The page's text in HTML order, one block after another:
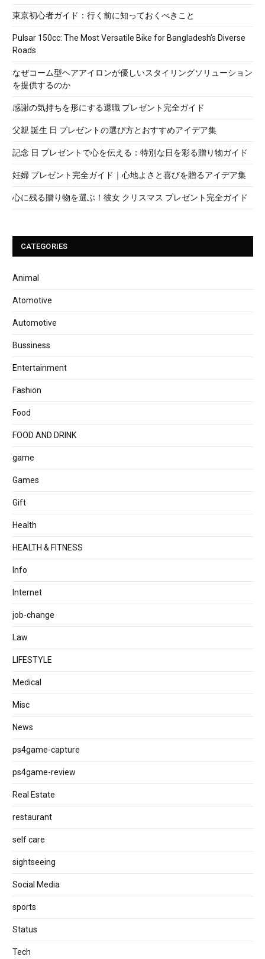
東京初心者ガイド：行く前に知っておくべきこと
Pulsar 150cc: The Most Versatile Bike for Bangladesh’s Diverse
Roads
なぜコーム型ヘアアイロンが優しいスタイリングソリューション
を提供するのか
感謝の気持ちを形にする退職 プレゼント完全ガイド
父親 誕生 日 プレゼントの選び方とおすすめアイデア集
記念 日 プレゼントで心を伝える：特別な日を彩る贈り物ガイド
妊婦 プレゼント完全ガイド｜心地よさと喜びを贈るアイデア集
心に残る贈り物を選ぶ！彼女 クリスマス プレゼント完全ガイド
CATEGORIES
Animal
Atomotive
Automotive
Bussiness
Entertainment
Fashion
Food
FOOD AND DRINK
game
Games
Gift
Health
HEALTH & FITNESS
Info
Internet
job‐change
Law
LIFESTYLE
Medical
Misc
News
ps4game-capture
ps4game-review
Real Estate
restaurant
self care
sightseeing
Social Media
sports
Status
Tech